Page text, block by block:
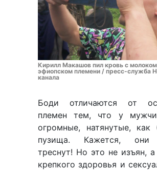
Кирилл Макашов пил кровь с
эфиопском племени / пресс-служба
канала
Боди отличаются от
племен тем, что у
огромные, натянутые, как
пузища. Кажется, они
треснут! Но это не изъян, а
крепкого здоровья и